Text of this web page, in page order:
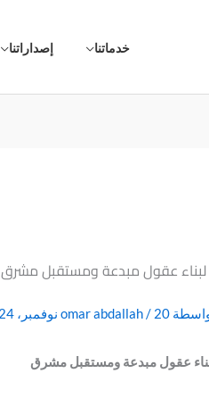
خدماتنا إصداراتنا
لبناء عقول مبدعة ومستقبل مشرق
omar abdallah/ 20 نوفمبر، 2024
عقول مبدعة ومستقبل مشرق